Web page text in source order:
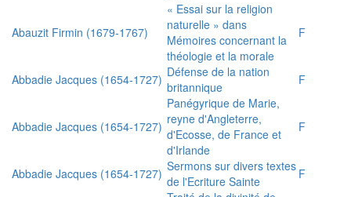
Abauzit Firmin (1679-1767)
« Essai sur la religion
naturelle » dans
Mémoires concernant la
théologie et la morale
F
Abbadie Jacques (1654-1727) Défense de la nation
britannique
F
Abbadie Jacques (1654-1727)
Panégyrique de Marie,
reyne d'Angleterre,
d'Ecosse, de France et
d'Irlande
F
Abbadie Jacques (1654-1727) Sermons sur divers textes
de l'Ecriture Sainte
F